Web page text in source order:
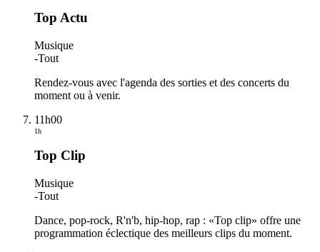
Top Actu
Musique
-Tout
Rendez-vous avec l'agenda des sorties et des concerts du
moment ou à venir.
11h00
1h
Top Clip
Musique
-Tout
Dance, pop-rock, R'n'b, hip-hop, rap : «Top clip» offre une
programmation éclectique des meilleurs clips du moment.